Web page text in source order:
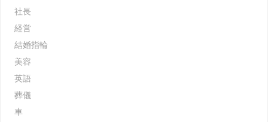
社長
経営
結婚指輪
美容
英語
葬儀
車